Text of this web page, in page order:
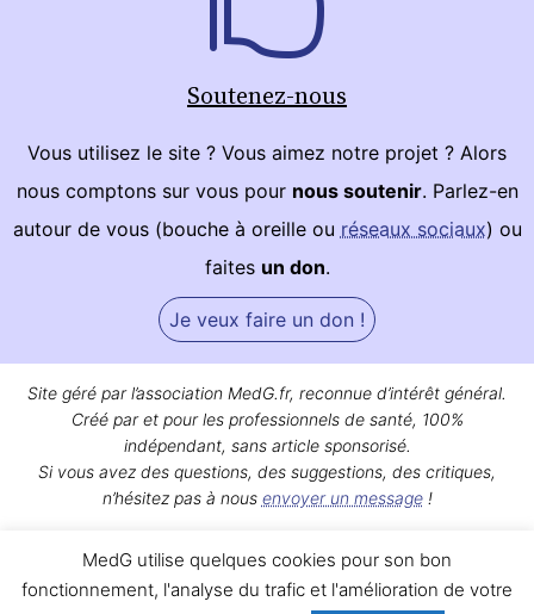
Soutenez-nous
Vous utilisez le site ? Vous aimez notre projet ? Alors
nous comptons sur vous pour nous soutenir. Parlez-en
autour de vous (bouche à oreille ou réseaux sociaux) ou
faites un don.
Je veux faire un don !
Site géré par l’association MedG.fr, reconnue d’intérêt général.
Créé par et pour les professionnels de santé, 100%
indépendant, sans article sponsorisé.
Si vous avez des questions, des suggestions, des critiques,
n’hésitez pas à nous envoyer un message!
Qui sommes-nous ?|Mentions légales|Contact
MedG utilise quelques cookies pour son bon
fonctionnement, l'analyse du trafic et l'amélioration de votre